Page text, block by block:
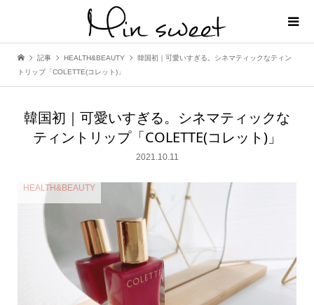
記事 HEALTH&BEAUTY
韓国初｜可愛いすぎる。シネマティックなティン
トリップ「COLETTE(コレット)」
韓国初｜可愛いすぎる。シネマティックな
ティントリップ「COLETTE(コレット)」
2021.10.11
HEALTH&BEAUTY